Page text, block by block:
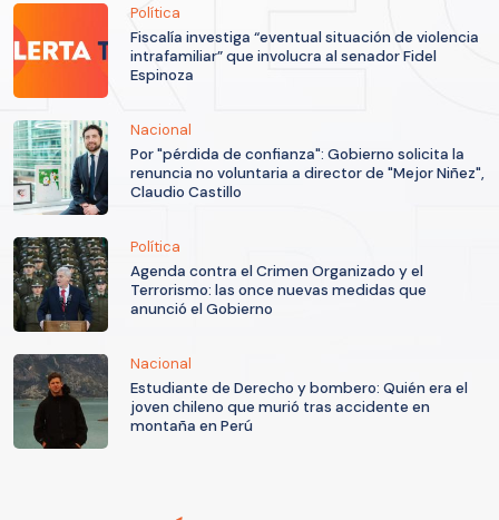
Política
Fiscalía investiga “eventual situación de violencia
intrafamiliar” que involucra al senador Fidel
Espinoza
Nacional
Por "pérdida de confianza": Gobierno solicita la
renuncia no voluntaria a director de "Mejor Niñez",
Claudio Castillo
Política
Agenda contra el Crimen Organizado y el
Terrorismo: las once nuevas medidas que
anunció el Gobierno
Nacional
Estudiante de Derecho y bombero: Quién era el
joven chileno que murió tras accidente en
montaña en Perú